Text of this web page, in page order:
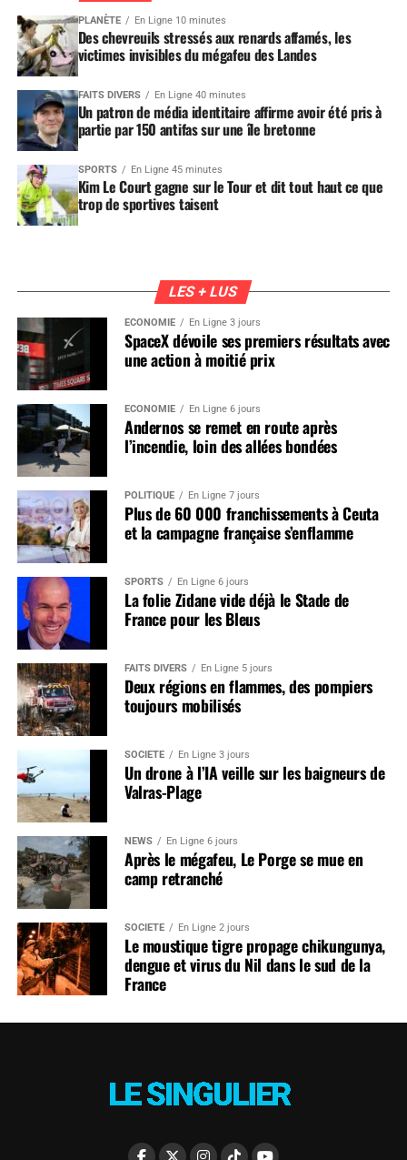
PLANÈTE En Ligne 10 minutes
Des chevreuils stressés aux renards affamés, les
victimes invisibles du mégafeu des Landes
FAITS DIVERS En Ligne 40 minutes
Un patron de média identitaire affirme avoir été pris à
partie par 150 antifas sur une île bretonne
SPORTS En Ligne 45 minutes
Kim Le Court gagne sur le Tour et dit tout haut ce que
trop de sportives taisent
LES + LUS
ÉCONOMIE En Ligne 3 jours
SpaceX dévoile ses premiers résultats avec
une action à moitié prix
ÉCONOMIE En Ligne 6 jours
Andernos se remet en route après
l’incendie, loin des allées bondées
POLITIQUE En Ligne 7 jours
Plus de 60 000 franchissements à Ceuta
et la campagne française s’enflamme
SPORTS En Ligne 6 jours
La folie Zidane vide déjà le Stade de
France pour les Bleus
FAITS DIVERS En Ligne 5 jours
Deux régions en flammes, des pompiers
toujours mobilisés
SOCIÉTÉ En Ligne 3 jours
Un drone à l’IA veille sur les baigneurs de
Valras-Plage
NEWS En Ligne 6 jours
Après le mégafeu, Le Porge se mue en
camp retranché
SOCIÉTÉ En Ligne 2 jours
Le moustique tigre propage chikungunya,
dengue et virus du Nil dans le sud de la
France